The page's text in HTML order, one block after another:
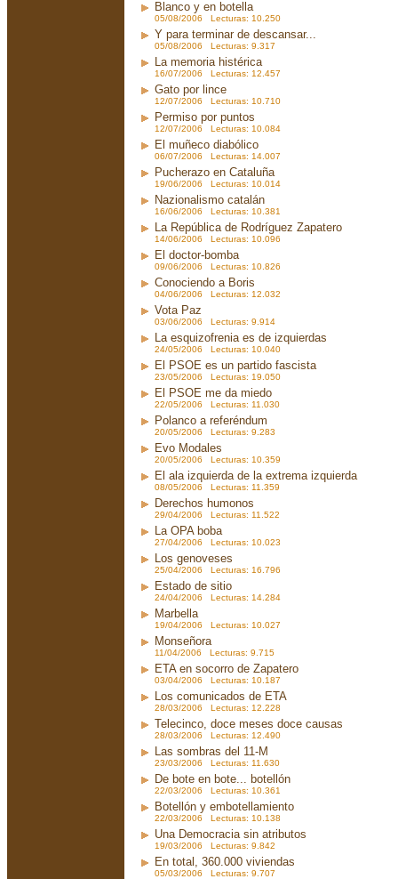
Blanco y en botella
05/08/2006 Lecturas: 10.250
Y para terminar de descansar...
05/08/2006 Lecturas: 9.317
La memoria histérica
16/07/2006 Lecturas: 12.457
Gato por lince
12/07/2006 Lecturas: 10.710
Permiso por puntos
12/07/2006 Lecturas: 10.084
El muñeco diabólico
06/07/2006 Lecturas: 14.007
Pucherazo en Cataluña
19/06/2006 Lecturas: 10.014
Nazionalismo catalán
16/06/2006 Lecturas: 10.381
La República de Rodríguez Zapatero
14/06/2006 Lecturas: 10.096
El doctor-bomba
09/06/2006 Lecturas: 10.826
Conociendo a Boris
04/06/2006 Lecturas: 12.032
Vota Paz
03/06/2006 Lecturas: 9.914
La esquizofrenia es de izquierdas
24/05/2006 Lecturas: 10.040
El PSOE es un partido fascista
23/05/2006 Lecturas: 19.050
El PSOE me da miedo
22/05/2006 Lecturas: 11.030
Polanco a referéndum
20/05/2006 Lecturas: 9.283
Evo Modales
20/05/2006 Lecturas: 10.359
El ala izquierda de la extrema izquierda
08/05/2006 Lecturas: 11.359
Derechos humonos
29/04/2006 Lecturas: 11.522
La OPA boba
27/04/2006 Lecturas: 10.023
Los genoveses
25/04/2006 Lecturas: 16.796
Estado de sitio
24/04/2006 Lecturas: 14.284
Marbella
19/04/2006 Lecturas: 10.027
Monseñora
11/04/2006 Lecturas: 9.715
ETA en socorro de Zapatero
03/04/2006 Lecturas: 10.187
Los comunicados de ETA
28/03/2006 Lecturas: 12.228
Telecinco, doce meses doce causas
28/03/2006 Lecturas: 12.490
Las sombras del 11-M
23/03/2006 Lecturas: 11.630
De bote en bote... botellón
22/03/2006 Lecturas: 10.361
Botellón y embotellamiento
22/03/2006 Lecturas: 10.138
Una Democracia sin atributos
19/03/2006 Lecturas: 9.842
En total, 360.000 viviendas
05/03/2006 Lecturas: 9.707